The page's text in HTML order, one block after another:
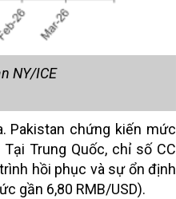
NY/ICE
Pakistan chứng kiến mức
Trung Quốc, chỉ số CC
hồi phục và sự ổn định
gần 6,80 RMB/USD).